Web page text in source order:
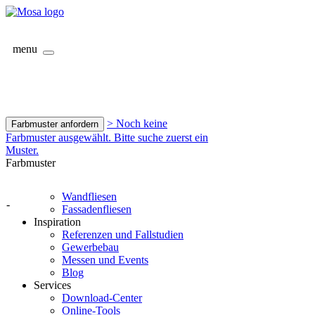
menu
Farbmuster anfordern
> Noch keine
Farbmuster ausgewählt. Bitte suche zuerst ein
Muster.
Farbmuster
-
Wandfliesen
Fassadenfliesen
Inspiration
Referenzen und Fallstudien
Gewerbebau
Messen und Events
Blog
Services
Download-Center
Online-Tools